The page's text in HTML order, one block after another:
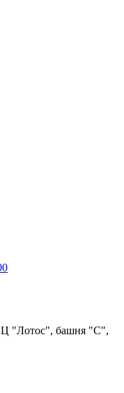
"Лотос", башня "С",